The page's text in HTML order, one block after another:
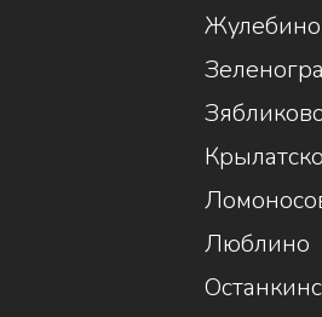
Жулебино
Люблино